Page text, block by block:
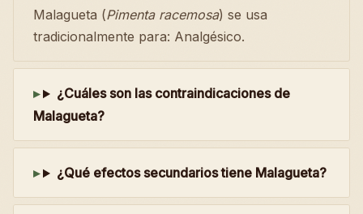
Malagueta (Pimenta racemosa) se usa
tradicionalmente para: Analgésico.
¿Cuáles son las contraindicaciones de
Malagueta?
¿Qué efectos secundarios tiene Malagueta?